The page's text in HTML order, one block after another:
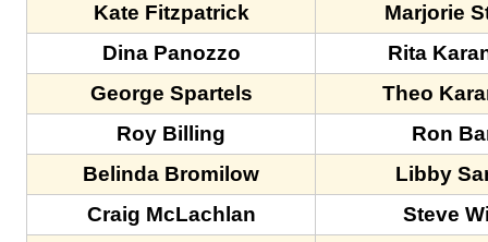
Kate Fitzpatrick
Marjorie
Dina Panozzo
Rita
George Spartels
Theo
Roy Billing
Ron
Belinda Bromilow
Libby
Craig McLachlan
Steve